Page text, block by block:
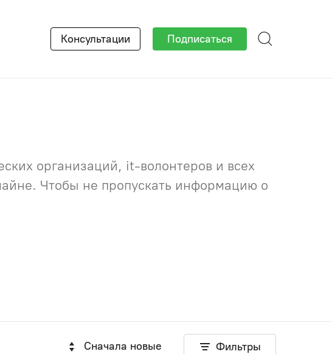
Консультации Подписаться
организаций, it-волонтеров и всех
Чтобы не пропускать информацию о
Сначала новые Фильтры